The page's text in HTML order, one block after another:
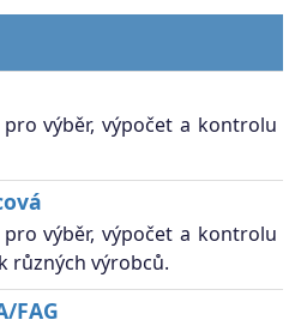
výběr, výpočet a kontrolu
výběr, výpočet a kontrolu
různých výrobců.
FAG